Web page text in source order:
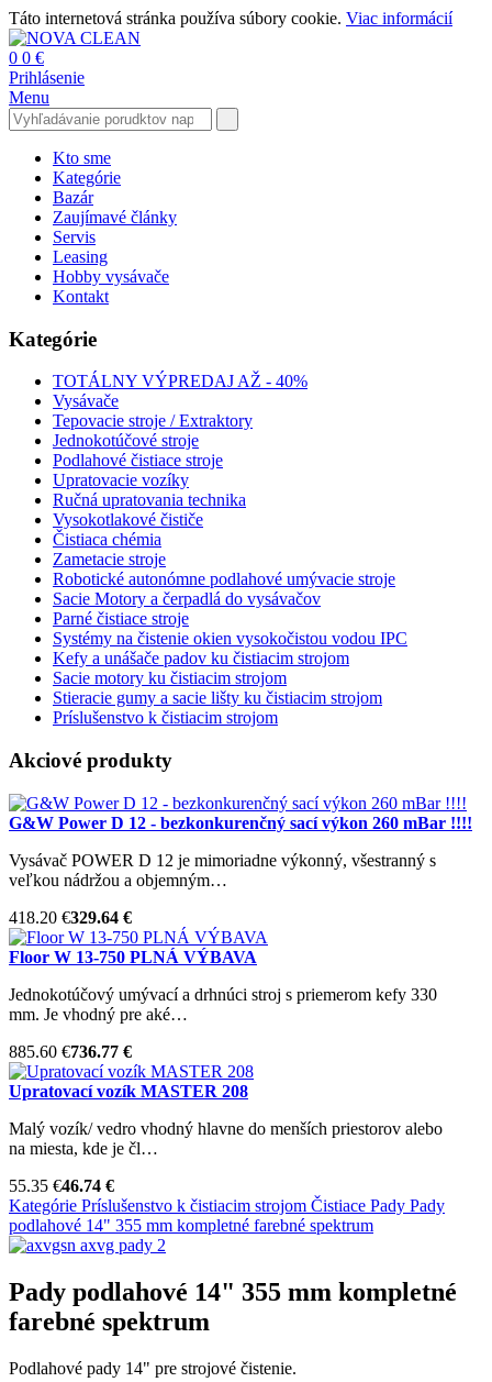
Táto internetová stránka používa súbory cookie. Viac informácií
0 0 €
Prihlásenie
Menu
Kto sme
Kategórie
Bazár
Zaujímavé články
Servis
Leasing
Hobby vysávače
Kontakt
Kategórie
TOTÁLNY VÝPREDAJ AŽ - 40%
Vysávače
Tepovacie stroje / Extraktory
Jednokotúčové stroje
Podlahové čistiace stroje
Upratovacie vozíky
Ručná upratovania technika
Vysokotlakové čističe
Čistiaca chémia
Zametacie stroje
Robotické autonómne podlahové umývacie stroje
Sacie Motory a čerpadlá do vysávačov
Parné čistiace stroje
Systémy na čistenie okien vysokočistou vodou IPC
Kefy a unášače padov ku čistiacim strojom
Sacie motory ku čistiacim strojom
Stieracie gumy a sacie lišty ku čistiacim strojom
Príslušenstvo k čistiacim strojom
Akciové produkty
G&W Power D 12 - bezkonkurenčný sací výkon 260 mBar !!!!
Vysávač POWER D 12 je mimoriadne výkonný, všestranný s
veľkou nádržou a objemným…
418.20 €329.64 €
Floor W 13-750 PLNÁ VÝBAVA
Jednokotúčový umývací a drhnúci stroj s priemerom kefy 330
mm. Je vhodný pre aké…
885.60 €736.77 €
Upratovací vozík MASTER 208
Malý vozík/ vedro vhodný hlavne do menších priestorov alebo
na miesta, kde je čl…
55.35 €46.74 €
Kategórie Príslušenstvo k čistiacim strojom Čistiace Pady Pady
podlahové 14" 355 mm kompletné farebné spektrum
Pady podlahové 14" 355 mm kompletné
farebné spektrum
Podlahové pady 14" pre strojové čistenie.